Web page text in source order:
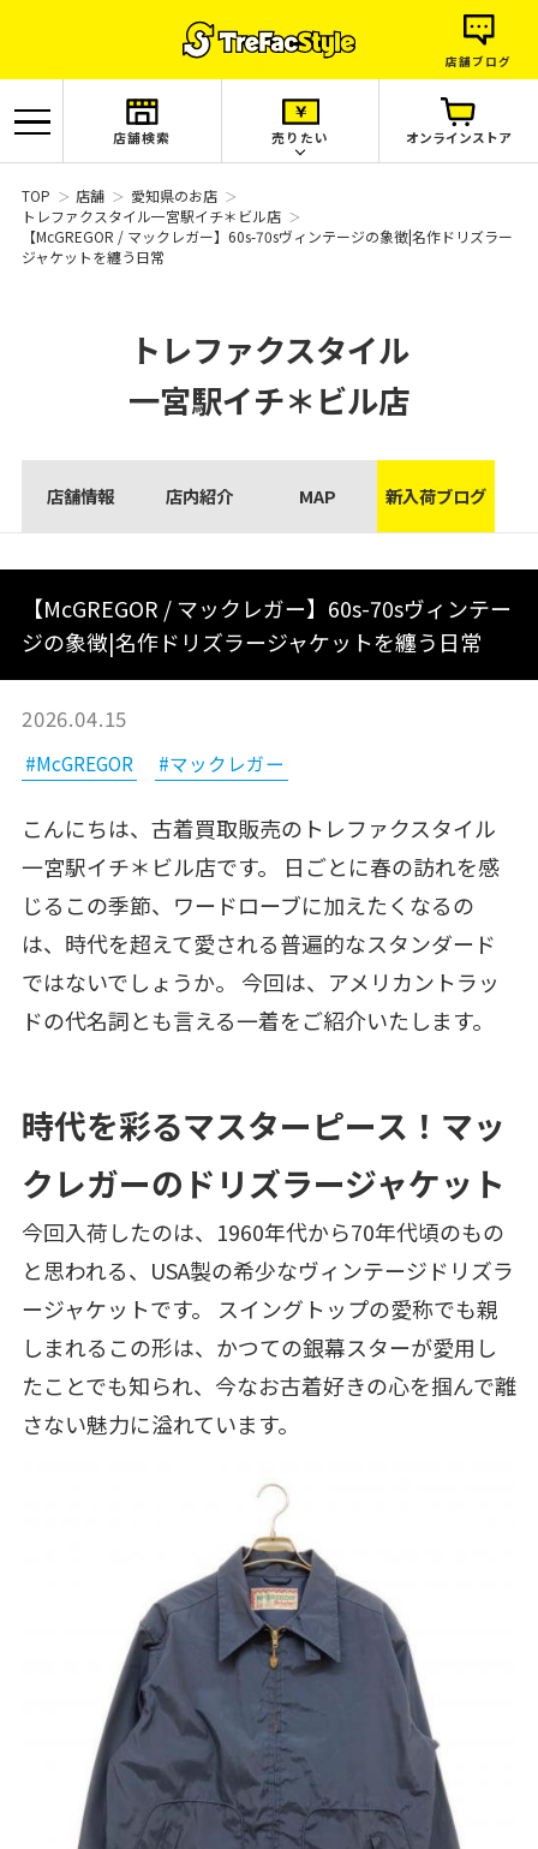
店舗ブログ
店舗検索 売りたい オンラインストア
TOP 店舗
愛知県のお店
トレファクスタイル一宮駅イチ＊ビル店
【McGREGOR / マックレガー】60s-70sヴィンテージの象徴|名作ドリズラー
ジャケットを纏う日常
トレファクスタイル
一宮駅イチ＊ビル店
店舗情報 店内紹介 MAP 新入荷ブログ
【McGREGOR / マックレガー】60s-70sヴィンテー
ジの象徴|名作ドリズラージャケットを纏う日常
2026.04.15
#McGREGOR #マックレガー
こんにちは、古着買取販売のトレファクスタイル
一宮駅イチ＊ビル店です。 日ごとに春の訪れを感
じるこの季節、ワードローブに加えたくなるの
は、時代を超えて愛される普遍的なスタンダード
ではないでしょうか。 今回は、アメリカントラッ
ドの代名詞とも言える一着をご紹介いたします。
時代を彩るマスターピース！マッ
クレガーのドリズラージャケット
今回入荷したのは、1960年代から70年代頃のもの
と思われる、USA製の希少なヴィンテージドリズラ
ージャケットです。 スイングトップの愛称でも親
しまれるこの形は、かつての銀幕スターが愛用し
たことでも知られ、今なお古着好きの心を掴んで離
さない魅力に溢れています。